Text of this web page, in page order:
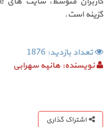
گزینه است.
تعداد بازدید: 1876
نویسنده: هانیه سهرابی
اشتراک گذاری